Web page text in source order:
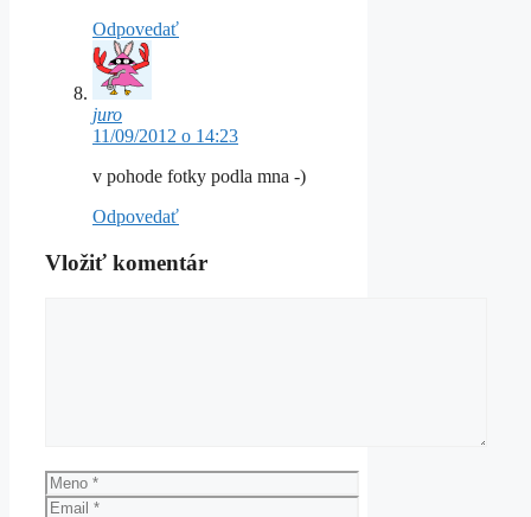
Odpovedať
juro
11/09/2012 o 14:23
v pohode fotky podla mna -)
Odpovedať
Vložiť komentár
Meno
Email